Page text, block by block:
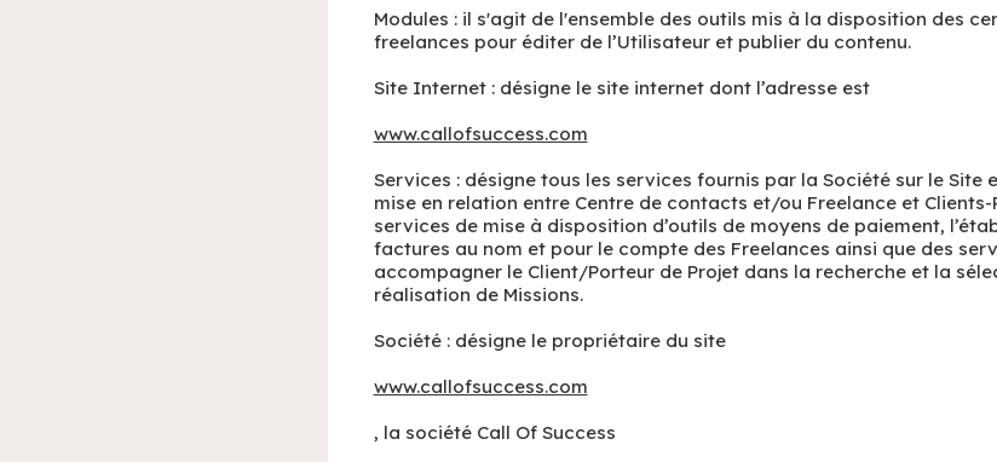
Modules : il s'agit de l'ensemble des outils mis à la disposition des
freelances pour éditer de l’Utilisateur et publier du contenu.
Site Internet : désigne le site internet dont l’adresse est
www.callofsuccess.com
Services : désigne tous les services fournis par la Société sur le Site
mise en relation entre Centre de contacts et/ou Freelance et Clients-
services de mise à disposition d’outils de moyens de paiement,
factures au nom et pour le compte des Freelances ainsi que des
accompagner le Client/Porteur de Projet dans la recherche et la
réalisation de Missions.
Société : désigne le propriétaire du site
www.callofsuccess.com
, la société Call Of Success